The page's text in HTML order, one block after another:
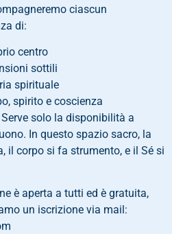
ciascun
di:
centro
sottili
spirituale
spirito e coscienza
Serve solo la disponibilità a
In questo spazio sacro, la
il corpo si fa strumento, e il Sé si
è aperta a tutti ed è gratuita,
un iscrizione via mail: